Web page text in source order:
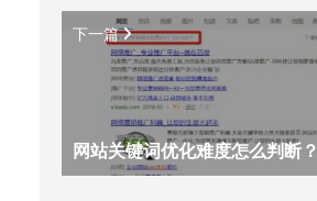
下一篇
网站关键词优化难度怎么判断？